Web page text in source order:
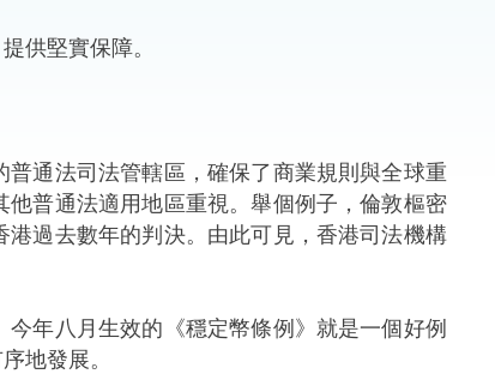
供堅實保障。
通法司法管轄區，確保了商業規則與全球重
普通法適用地區重視。舉個例子，倫敦樞密
過去數年的判決。由此可見，香港司法機構
年八月生效的《穩定幣條例》就是一個好例
地發展。